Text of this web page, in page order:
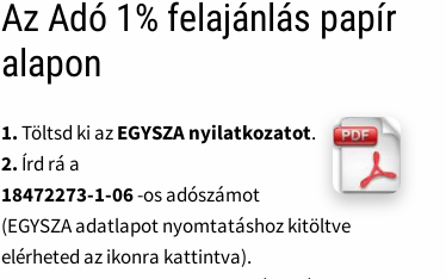
Az Adó 1% felajánlás papír
alapon
1.Töltsd ki azEGYSZA nyilatkozatot.
2. Írd rá a
18472273-1-06-os adószámot
(EGYSZA adatlapot nyomtatáshoz kitöltve
elérheted az ikonra kattintva).